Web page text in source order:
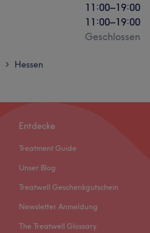
11:00–19:00
11:00–19:00
Geschlossen
> Hessen
Entdecke
Treatment Guide
Unser Blog
Treatwell Geschenkgutschein
Newsletter Anmeldung
The Treatwell Glossary